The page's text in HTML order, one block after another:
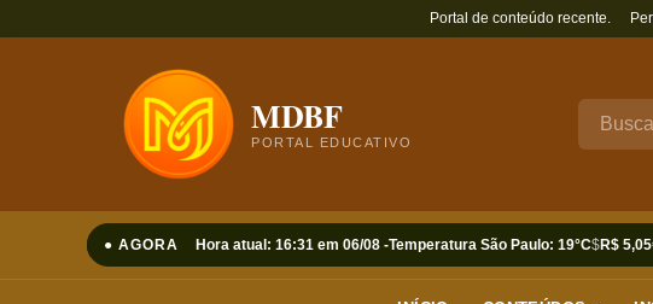
Portal de conteúdo recente.
MDBF
PORTAL EDUCATIVO
● AGORA Hora atual: 16:31 em 06/08 -Temperatura São Paulo: 19°C$R$ 5,05